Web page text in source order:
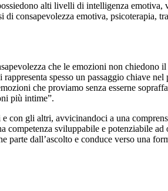
alti livelli di intelligenza
di consapevolezza emotiva,
che le emozioni non
spesso un passaggio chiave
che proviamo senza esserne
più intime”.
con gli altri, avvicinandoci a una
sviluppabile e potenziabile
dall’ascolto e conduce verso una